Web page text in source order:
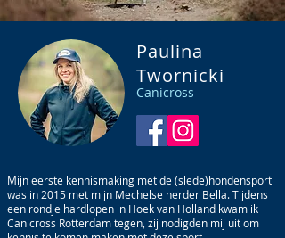
Paulina
Twornicki
Canicross
Mijn eerste kennismaking met de (slede)hondensport
was in 2015 met mijn Mechelse herder Bella. Tijdens
een rondje hardlopen in Hoek van Holland kwam ik
Canicross Rotterdam tegen, zij nodigden mij uit om